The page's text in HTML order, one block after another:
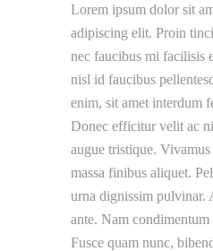
Lorem ipsum dolor sit
adipiscing elit. Proin
nec faucibus mi facilisis
nisl id faucibus
enim, sit amet interdum
Donec efficitur velit ac
augue tristique.
massa finibus aliquet.
urna dignissim pulvinar.
ante. Nam condimentum
Fusce quam nunc,